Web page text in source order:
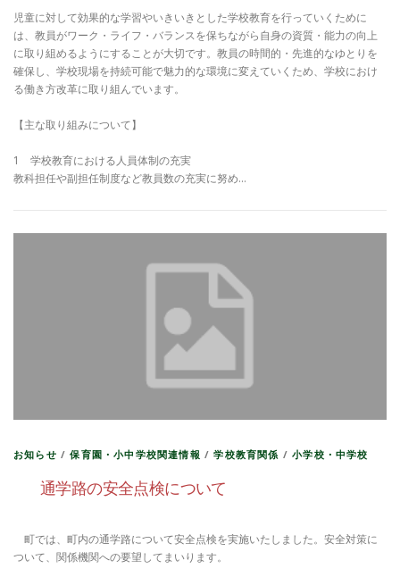
児童に対して効果的な学習やいきいきとした学校教育を行っていくために
は、教員がワーク・ライフ・バランスを保ちながら自身の資質・能力の向上
に取り組めるようにすることが大切です。教員の時間的・先進的なゆとりを
確保し、学校現場を持続可能で魅力的な環境に変えていくため、学校におけ
る働き方改革に取り組んでいます。
【主な取り組みについて】
1 学校教育における人員体制の充実
教科担任や副担任制度など教員数の充実に努め…
お知らせ /保育園・小中学校関連情報 /学校教育関係 /小学校・中学校
通学路の安全点検について
町では、町内の通学路について安全点検を実施いたしました。安全対策に
ついて、関係機関への要望してまいります。